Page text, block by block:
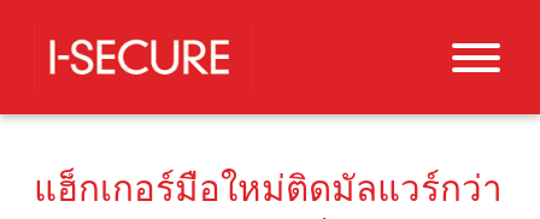
แฮ็กเกอร์มือใหม่ติดมัลแวร์กว่า